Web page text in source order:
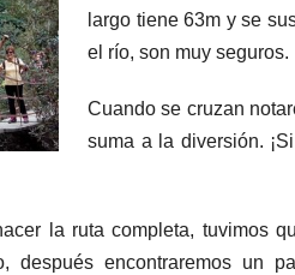
largo tiene 63m y se
el río, son muy seguros.
Cuando se cruzan
suma a la diversión.
la ruta completa, tuvimos
después encontraremos un